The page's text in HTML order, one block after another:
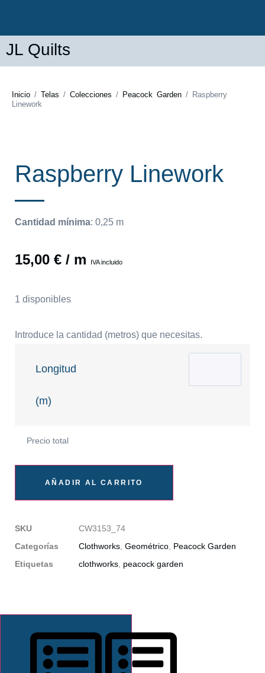
JL Quilts
Inicio / Telas / Colecciones / Peacock Garden / Raspberry
Linework
Raspberry Linework
Cantidad mínima: 0,25 m
15,00 € / m IVA incluido
1 disponibles
Introduce la cantidad (metros) que necesitas.
Longitud
(m)
Precio total
AÑADIR AL CARRITO
SKU
CW3153_74
Categorías
Clothworks Geométrico Peacock Garden
Etiquetas
clothworks peacock garden